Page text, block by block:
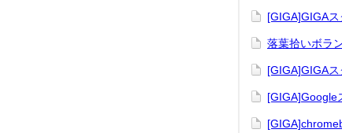
[GIGA]GIGA
落葉拾いボラ
[GIGA]GIGA
[GIGA]Google